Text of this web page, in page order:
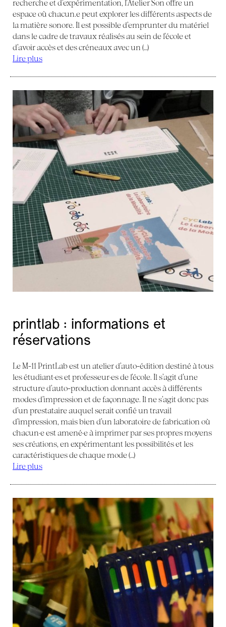
recherche et d’expérimentation, l’Atelier Son offre un
espace où chacun.e peut explorer les différents aspects de
la matière sonore. Il est possible d’emprunter du matériel
dans le cadre de travaux réalisés au sein de l’école et
d’avoir accès et des créneaux avec un (…)
Lire plus
printlab : informations et
réservations
Le M-11 PrintLab est un atelier d’auto-édition destiné à tous
les étudiant·es et professeur·es de l’école. Il s’agit d’une
structure d’auto-production donnant accès à différents
modes d’impression et de façonnage. Il ne s’agit donc pas
d’un prestataire auquel serait confié un travail
d’impression, mais bien d’un laboratoire de fabrication où
chacun·e est amené·e à imprimer par ses propres moyens
ses créations, en expérimentant les possibilités et les
caractéristiques de chaque mode (…)
Lire plus